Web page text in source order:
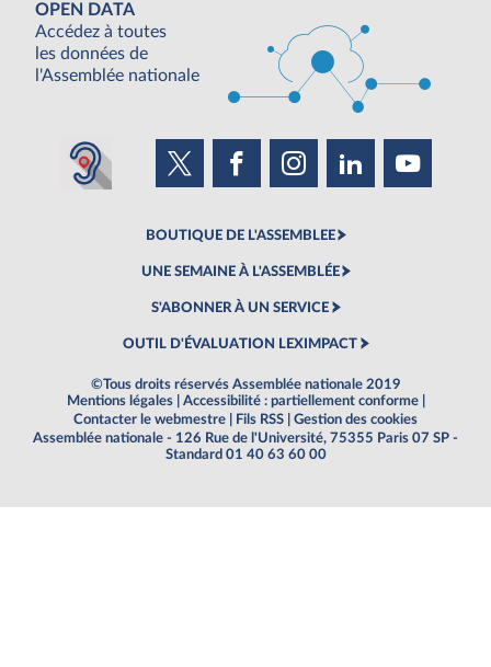
OPEN DATA
Accédez à toutes
les données de
l'Assemblée nationale
BOUTIQUE DE L'ASSEMBLEE
UNE SEMAINE À L'ASSEMBLÉE
S'ABONNER À UN SERVICE
OUTIL D'ÉVALUATION LEXIMPACT
©Tous droits réservés Assemblée nationale 2019
Mentions légales
Accessibilité : partiellement conforme
Contacter le webmestre
Fils RSS
Gestion des cookies
Assemblée nationale - 126 Rue de l'Université, 75355 Paris 07 SP -
Standard 01 40 63 60 00